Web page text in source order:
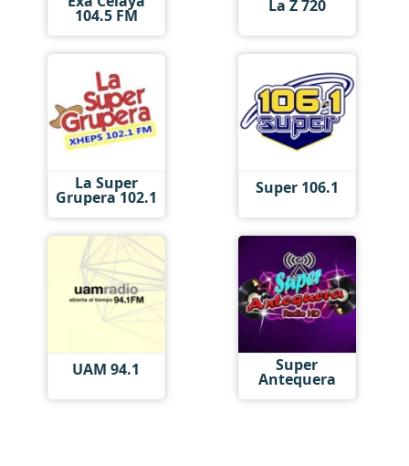
104.5 FM La Z 720
La Super
Grupera 102.1 Super 106.1
UAM 94.1 Super
Antequera